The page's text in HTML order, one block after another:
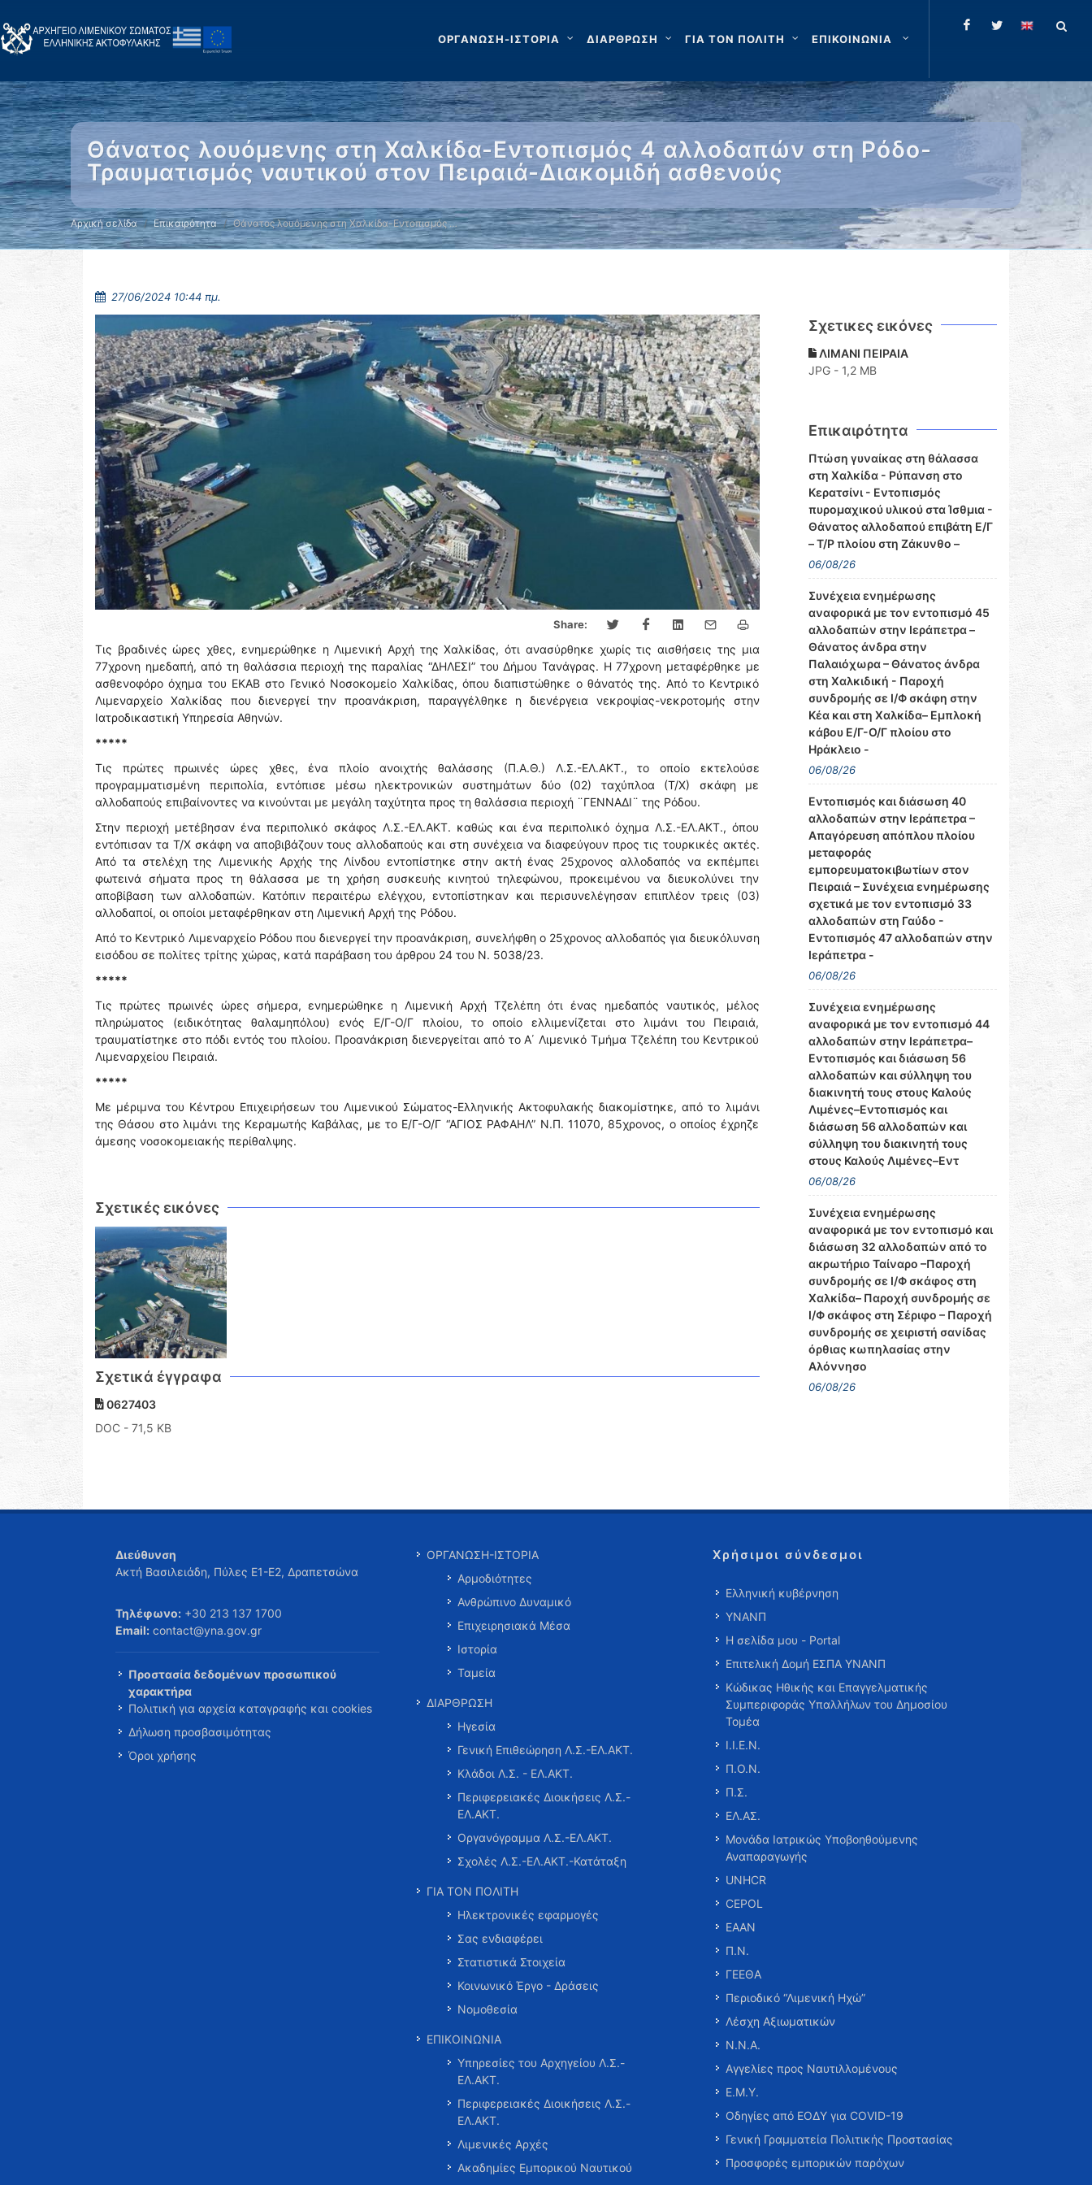
ΟΡΓΑΝΩΣΗ-ΙΣΤΟΡΙΑ ΔΙΑΡΘΡΩΣΗ ΓΙΑ ΤΟΝ ΠΟΛΙΤΗ ΕΠΙΚΟΙΝΩΝΙΑ
Θάνατος λουόμενης στη Χαλκίδα-Εντοπισμός 4 αλλοδαπών στη Ρόδο-
Τραυματισμός ναυτικού στον Πειραιά-Διακομιδή ασθενούς
Αρχική σελίδα Επικαιρότητα Θάνατος λουόμενης στη Χαλκίδα-Εντοπισμός …
27/06/2024 10:44 πμ.
Share:
Τις βραδινές ώρες χθες, ενημερώθηκε η Λιμενική Αρχή της Χαλκίδας, ότι ανασύρθηκε χωρίς τις αισθήσεις της μια
77χρονη ημεδαπή, από τη θαλάσσια περιοχή της παραλίας “ΔΗΛΕΣΙ” του Δήμου Τανάγρας. Η 77χρονη μεταφέρθηκε με
ασθενοφόρο όχημα του ΕΚΑΒ στο Γενικό Νοσοκομείο Χαλκίδας, όπου διαπιστώθηκε ο θάνατός της. Από το Κεντρικό
Λιμεναρχείο Χαλκίδας που διενεργεί την προανάκριση, παραγγέλθηκε η διενέργεια νεκροψίας-νεκροτομής στην
Ιατροδικαστική Υπηρεσία Αθηνών.
*****
Τις πρώτες πρωινές ώρες χθες, ένα πλοίο ανοιχτής θαλάσσης (Π.Α.Θ.) Λ.Σ.-ΕΛ.ΑΚΤ., το οποίο εκτελούσε
προγραμματισμένη περιπολία, εντόπισε μέσω ηλεκτρονικών συστημάτων δύο (02) ταχύπλοα (Τ/Χ) σκάφη με
αλλοδαπούς επιβαίνοντες να κινούνται με μεγάλη ταχύτητα προς τη θαλάσσια περιοχή ¨ΓΕΝΝΑΔΙ¨ της Ρόδου.
Στην περιοχή μετέβησαν ένα περιπολικό σκάφος Λ.Σ.-ΕΛ.ΑΚΤ. καθώς και ένα περιπολικό όχημα Λ.Σ.-ΕΛ.ΑΚΤ., όπου
εντόπισαν τα Τ/Χ σκάφη να αποβιβάζουν τους αλλοδαπούς και στη συνέχεια να διαφεύγουν προς τις τουρκικές ακτές.
Από τα στελέχη της Λιμενικής Αρχής της Λίνδου εντοπίστηκε στην ακτή ένας 25χρονος αλλοδαπός να εκπέμπει
φωτεινά σήματα προς τη θάλασσα με τη χρήση συσκευής κινητού τηλεφώνου, προκειμένου να διευκολύνει την
αποβίβαση των αλλοδαπών. Κατόπιν περαιτέρω ελέγχου, εντοπίστηκαν και περισυνελέγησαν επιπλέον τρεις (03)
αλλοδαποί, οι οποίοι μεταφέρθηκαν στη Λιμενική Αρχή της Ρόδου.
Από το Κεντρικό Λιμεναρχείο Ρόδου που διενεργεί την προανάκριση, συνελήφθη ο 25χρονος αλλοδαπός για διευκόλυνση
εισόδου σε πολίτες τρίτης χώρας, κατά παράβαση του άρθρου 24 του Ν. 5038/23.
*****
Τις πρώτες πρωινές ώρες σήμερα, ενημερώθηκε η Λιμενική Αρχή Τζελέπη ότι ένας ημεδαπός ναυτικός, μέλος
πληρώματος (ειδικότητας θαλαμηπόλου) ενός Ε/Γ-Ο/Γ πλοίου, το οποίο ελλιμενίζεται στο λιμάνι του Πειραιά,
τραυματίστηκε στο πόδι εντός του πλοίου. Προανάκριση διενεργείται από το Α΄ Λιμενικό Τμήμα Τζελέπη του Κεντρικού
Λιμεναρχείου Πειραιά.
*****
Με μέριμνα του Κέντρου Επιχειρήσεων του Λιμενικού Σώματος-Ελληνικής Ακτοφυλακής διακομίστηκε, από το λιμάνι
της Θάσου στο λιμάνι της Κεραμωτής Καβάλας, με το Ε/Γ-Ο/Γ “ΑΓΙΟΣ ΡΑΦΑΗΛ” Ν.Π. 11070, 85χρονος, ο οποίος έχρηζε
άμεσης νοσοκομειακής περίθαλψης.
Σχετικές εικόνες
Σχετικά έγγραφα
0627403
DOC - 71,5 KB
Σχετικες εικόνες
ΛΙΜΑΝΙ ΠΕΙΡΑΙΑ
JPG - 1,2 MB
Επικαιρότητα
Πτώση γυναίκας στη θάλασσα
στη Χαλκίδα - Ρύπανση στο
Κερατσίνι - Εντοπισμός
πυρομαχικού υλικού στα Ίσθμια -
Θάνατος αλλοδαπού επιβάτη Ε/Γ
– Τ/Ρ πλοίου στη Ζάκυνθο –
06/08/26
Συνέχεια ενημέρωσης
αναφορικά με τον εντοπισμό 45
αλλοδαπών στην Ιεράπετρα –
Θάνατος άνδρα στην
Παλαιόχωρα – Θάνατος άνδρα
στη Χαλκιδική - Παροχή
συνδρομής σε Ι/Φ σκάφη στην
Κέα και στη Χαλκίδα– Εμπλοκή
κάβου Ε/Γ-Ο/Γ πλοίου στο
Ηράκλειο -
06/08/26
Εντοπισμός και διάσωση 40
αλλοδαπών στην Ιεράπετρα –
Απαγόρευση απόπλου πλοίου
μεταφοράς
εμπορευματοκιβωτίων στον
Πειραιά – Συνέχεια ενημέρωσης
σχετικά με τον εντοπισμό 33
αλλοδαπών στη Γαύδο -
Εντοπισμός 47 αλλοδαπών στην
Ιεράπετρα -
06/08/26
Συνέχεια ενημέρωσης
αναφορικά με τον εντοπισμό 44
αλλοδαπών στην Ιεράπετρα–
Εντοπισμός και διάσωση 56
αλλοδαπών και σύλληψη του
διακινητή τους στους Καλούς
Λιμένες–Εντοπισμός και
διάσωση 56 αλλοδαπών και
σύλληψη του διακινητή τους
στους Καλούς Λιμένες–Εντ
06/08/26
Συνέχεια ενημέρωσης
αναφορικά με τον εντοπισμό και
διάσωση 32 αλλοδαπών από το
ακρωτήριο Ταίναρο –Παροχή
συνδρομής σε Ι/Φ σκάφος στη
Χαλκίδα– Παροχή συνδρομής σε
Ι/Φ σκάφος στη Σέριφο – Παροχή
συνδρομής σε χειριστή σανίδας
όρθιας κωπηλασίας στην
Αλόννησο
06/08/26
Διεύθυνση
Ακτή Βασιλειάδη, Πύλες Ε1-Ε2, Δραπετσώνα
Τηλέφωνο: +30 213 137 1700
Email: contact@yna.gov.gr
Προστασία δεδομένων προσωπικού
χαρακτήρα
Πολιτική για αρχεία καταγραφής και cookies
Δήλωση προσβασιμότητας
Όροι χρήσης
ΟΡΓΑΝΩΣΗ-ΙΣΤΟΡΙΑ
Αρμοδιότητες
Ανθρώπινο Δυναμικό
Επιχειρησιακά Μέσα
Ιστορία
Ταμεία
ΔΙΑΡΘΡΩΣΗ
Ηγεσία
Γενική Επιθεώρηση Λ.Σ.-ΕΛ.ΑΚΤ.
Κλάδοι Λ.Σ. - ΕΛ.ΑΚΤ.
Περιφερειακές Διοικήσεις Λ.Σ.-
ΕΛ.ΑΚΤ.
Οργανόγραμμα Λ.Σ.-ΕΛ.ΑΚΤ.
Σχολές Λ.Σ.-ΕΛ.ΑΚΤ.-Κατάταξη
ΓΙΑ ΤΟΝ ΠΟΛΙΤΗ
Ηλεκτρονικές εφαρμογές
Σας ενδιαφέρει
Στατιστικά Στοιχεία
Κοινωνικό Έργο - Δράσεις
Νομοθεσία
ΕΠΙΚΟΙΝΩΝΙΑ
Υπηρεσίες του Αρχηγείου Λ.Σ.-
ΕΛ.ΑΚΤ.
Περιφερειακές Διοικήσεις Λ.Σ.-
ΕΛ.ΑΚΤ.
Λιμενικές Αρχές
Ακαδημίες Εμπορικού Ναυτικού
Χρήσιμοι σύνδεσμοι
Ελληνική κυβέρνηση
ΥΝΑΝΠ
Η σελίδα μου - Portal
Επιτελική Δομή ΕΣΠΑ ΥΝΑΝΠ
Κώδικας Ηθικής και Επαγγελματικής
Συμπεριφοράς Υπαλλήλων του Δημοσίου
Τομέα
Ι.Ι.Ε.Ν.
Π.Ο.Ν.
Π.Σ.
ΕΛ.ΑΣ.
Μονάδα Ιατρικώς Υποβοηθούμενης
Αναπαραγωγής
UNHCR
CEPOL
ΕΑΑΝ
Π.Ν.
ΓΕΕΘΑ
Περιοδικό “Λιμενική Ηχώ”
Λέσχη Αξιωματικών
Ν.Ν.Α.
Αγγελίες προς Ναυτιλλομένους
Ε.Μ.Υ.
Οδηγίες από ΕΟΔΥ για COVID-19
Γενική Γραμματεία Πολιτικής Προστασίας
Προσφορές εμπορικών παρόχων